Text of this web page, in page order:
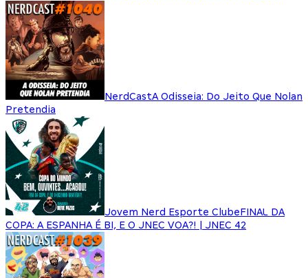
NerdCastA Odisseia: Do Jeito Que Nolan
Pretendia
Jovem Nerd Esporte ClubeFINAL DA
COPA: A ESPANHA É BI, E O JNEC VOA?! | JNEC 42